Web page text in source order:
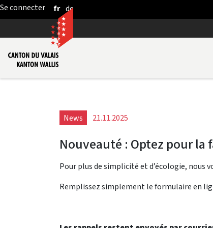
Saut au contenu principal
fr de
News 21.11.2025
Nouveauté : Optez pour
Pour plus de simplicité et d’écologie, nous
Remplissez simplement le formulaire en